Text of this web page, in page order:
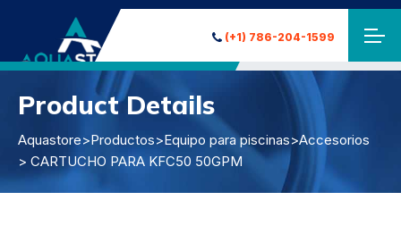
(+1) 786-204-1599
Product Details
Aquastore>Productos>Equipo para piscinas>Accesorios
> CARTUCHO PARA KFC50 50GPM